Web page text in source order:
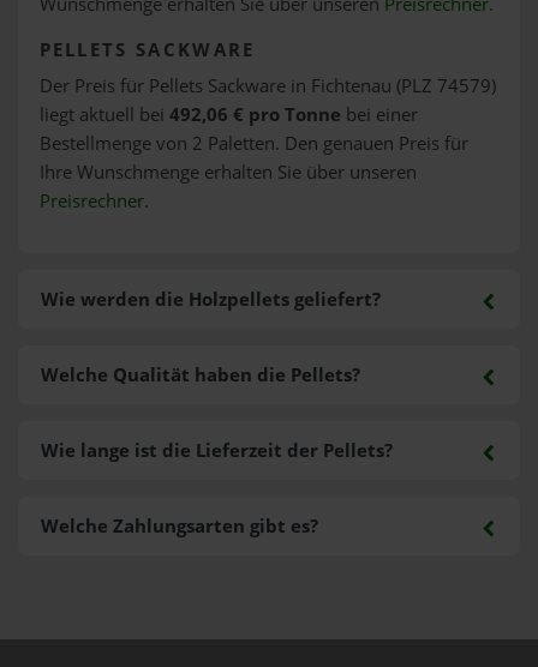
PELLETS SACKWARE
Der Preis für Pellets Sackware in Fichtenau (PLZ 74579)
liegt aktuell bei 492,06 € pro Tonne bei einer
Bestellmenge von 2 Paletten. Den genauen Preis für
Ihre Wunschmenge erhalten Sie über unseren
Preisrechner.
Wie werden die Holzpellets geliefert?
Welche Zahlungsarten gibt es?
Welche Qualität haben die Pellets?
Wie lange ist die Lieferzeit der Pellets?